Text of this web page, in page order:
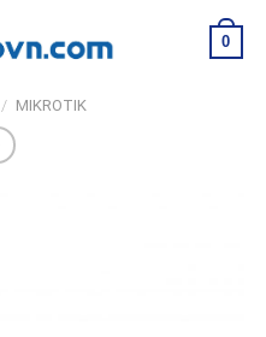
0
/ MIKROTIK